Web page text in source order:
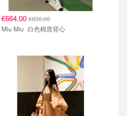
€664.00 €830.00
Miu Miu 白色棉质背心